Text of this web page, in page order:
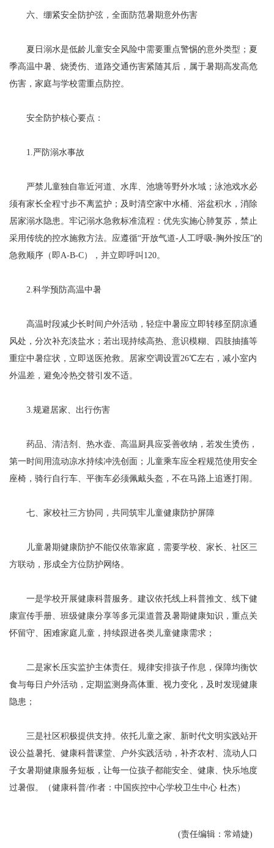
六、绷紧安全防护弦，全面防范暑期意外伤害
夏日溺水是低龄儿童安全风险中需要重点警惕的意外类型；夏
季高温中暑、烧烫伤、道路交通伤害紧随其后，属于暑期高发高危
伤害，家庭与学校需重点防控。
安全防护核心要点：
1.严防溺水事故
严禁儿童独自靠近河道、水库、池塘等野外水域；泳池戏水必
须有家长全程寸步不离监护；及时清空家中水桶、浴盆积水，消除
居家溺水隐患。牢记溺水急救标准流程：优先实施心肺复苏，禁止
采用传统的控水施救方法。应遵循“开放气道-人工呼吸-胸外按压”的
急救顺序（即A-B-C），并立即呼叫120。
2.科学预防高温中暑
高温时段减少长时间户外活动，轻症中暑应立即转移至阴凉通
风处，分次补充淡盐水；若出现持续高热、意识模糊、四肢抽搐等
重症中暑症状，立即送医抢救。居家空调设置26℃左右，减小室内
外温差，避免冷热交替引发不适。
3.规避居家、出行伤害
药品、清洁剂、热水壶、高温厨具应妥善收纳，若发生烫伤，
第一时间用流动凉水持续冲洗创面；儿童乘车应全程规范使用安全
座椅，骑行自行车、平衡车必须佩戴头盔，不在马路上追逐打闹。
七、家校社三方协同，共同筑牢儿童健康防护屏障
儿童暑期健康防护不能仅依靠家庭，需要学校、家长、社区三
方联动，形成全方位防护网络。
一是学校开展健康科普服务。建议依托线上科普推文、线下健
康宣传手册、班级健康分享等多元渠道普及暑期健康知识，重点关
怀留守、困难家庭儿童，持续跟进各类儿童健康需求；
二是家长压实监护主体责任。规律安排孩子作息，保障均衡饮
食与每日户外活动，定期监测身高体重、视力变化，及时发现健康
隐患；
三是社区积极提供支持。依托儿童之家、新时代文明实践站开
设公益暑托、健康科普课堂、户外实践活动，补齐农村、流动人口
子女暑期健康服务短板，让每一位孩子都能安全、健康、快乐地度
过暑假。（健康科普/作者：中国疾控中心学校卫生中心 杜杰）
(责任编辑：常靖婕)